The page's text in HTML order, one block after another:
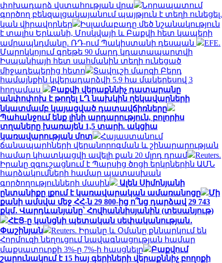
փոխադարձ վստահության վրա
Նորապատում
գործող բենզալցակայանում պայթյուն է տեղի ունեցել.
կան վիրավորներ
Իսլամաբադը մեծ նշանակություն
է տալիս Երևանի, Մոսկվայի և Բաքվի հետ կապերի
ամրապնդմանը. ՌԴ-ում Պակիստանի դեսպան
EFE.
Մարոկկոյում գրեթե 90 մարդ կդատապարտվի
Իսպանիայի հետ սահմանին տեղի ունեցած
միջադեպերից հետո
Տավուշի մարզի Բերդ
համայնքին կվերադարձվի 5.9 հա մակերեսով 3
հողամաս
Բաքվի վերաքննիչ դատարանը
անփոփոխ է թողել ԼՂ նախկին ղեկավարների
նկատմամբ կայացված դատավճիռները
Պահանջում ենք լինի արդարություն, բոլորիս
տղաները խառայեն 1,5 տարի. ակցիա
կառավարության մոտ
Հայաստանում
ճանապարհների վերանորոգման և շինարարության
համար կհատկացվի ավելի քան 20 մլրդ դրամ
Reuters.
Իրանը զգուշացնում է Պարսից ծոցի երկրներին ԱՄՆ
հարձակումների համար պատասխան
գործողությունների մասին
Ալեն Սիմոնյանի
ընտանիքը լքում է կառավարական ամառանոցը
Մի
քանի ամսվա մեջ ՀՀ-ն 29 800-ից ո՞նց դարձավ 29 743
քկմ․ Վարդևանյանը՝ Հովհաննիսյանին (տեսանյութ)
ՀԷՑ-ը կանցնի պետական սեփականության․
Փաշինյան
Reuters. Իրանը և Օմանը քննարկում են
Հորմուզի նեղուցում նավագնացության համար
մաքսատուրքի 3%-ը 7%-ի հասցնելը
Բաքվում
շարունակում է 15 հայ գերիների վերաքննիչ բողոքի